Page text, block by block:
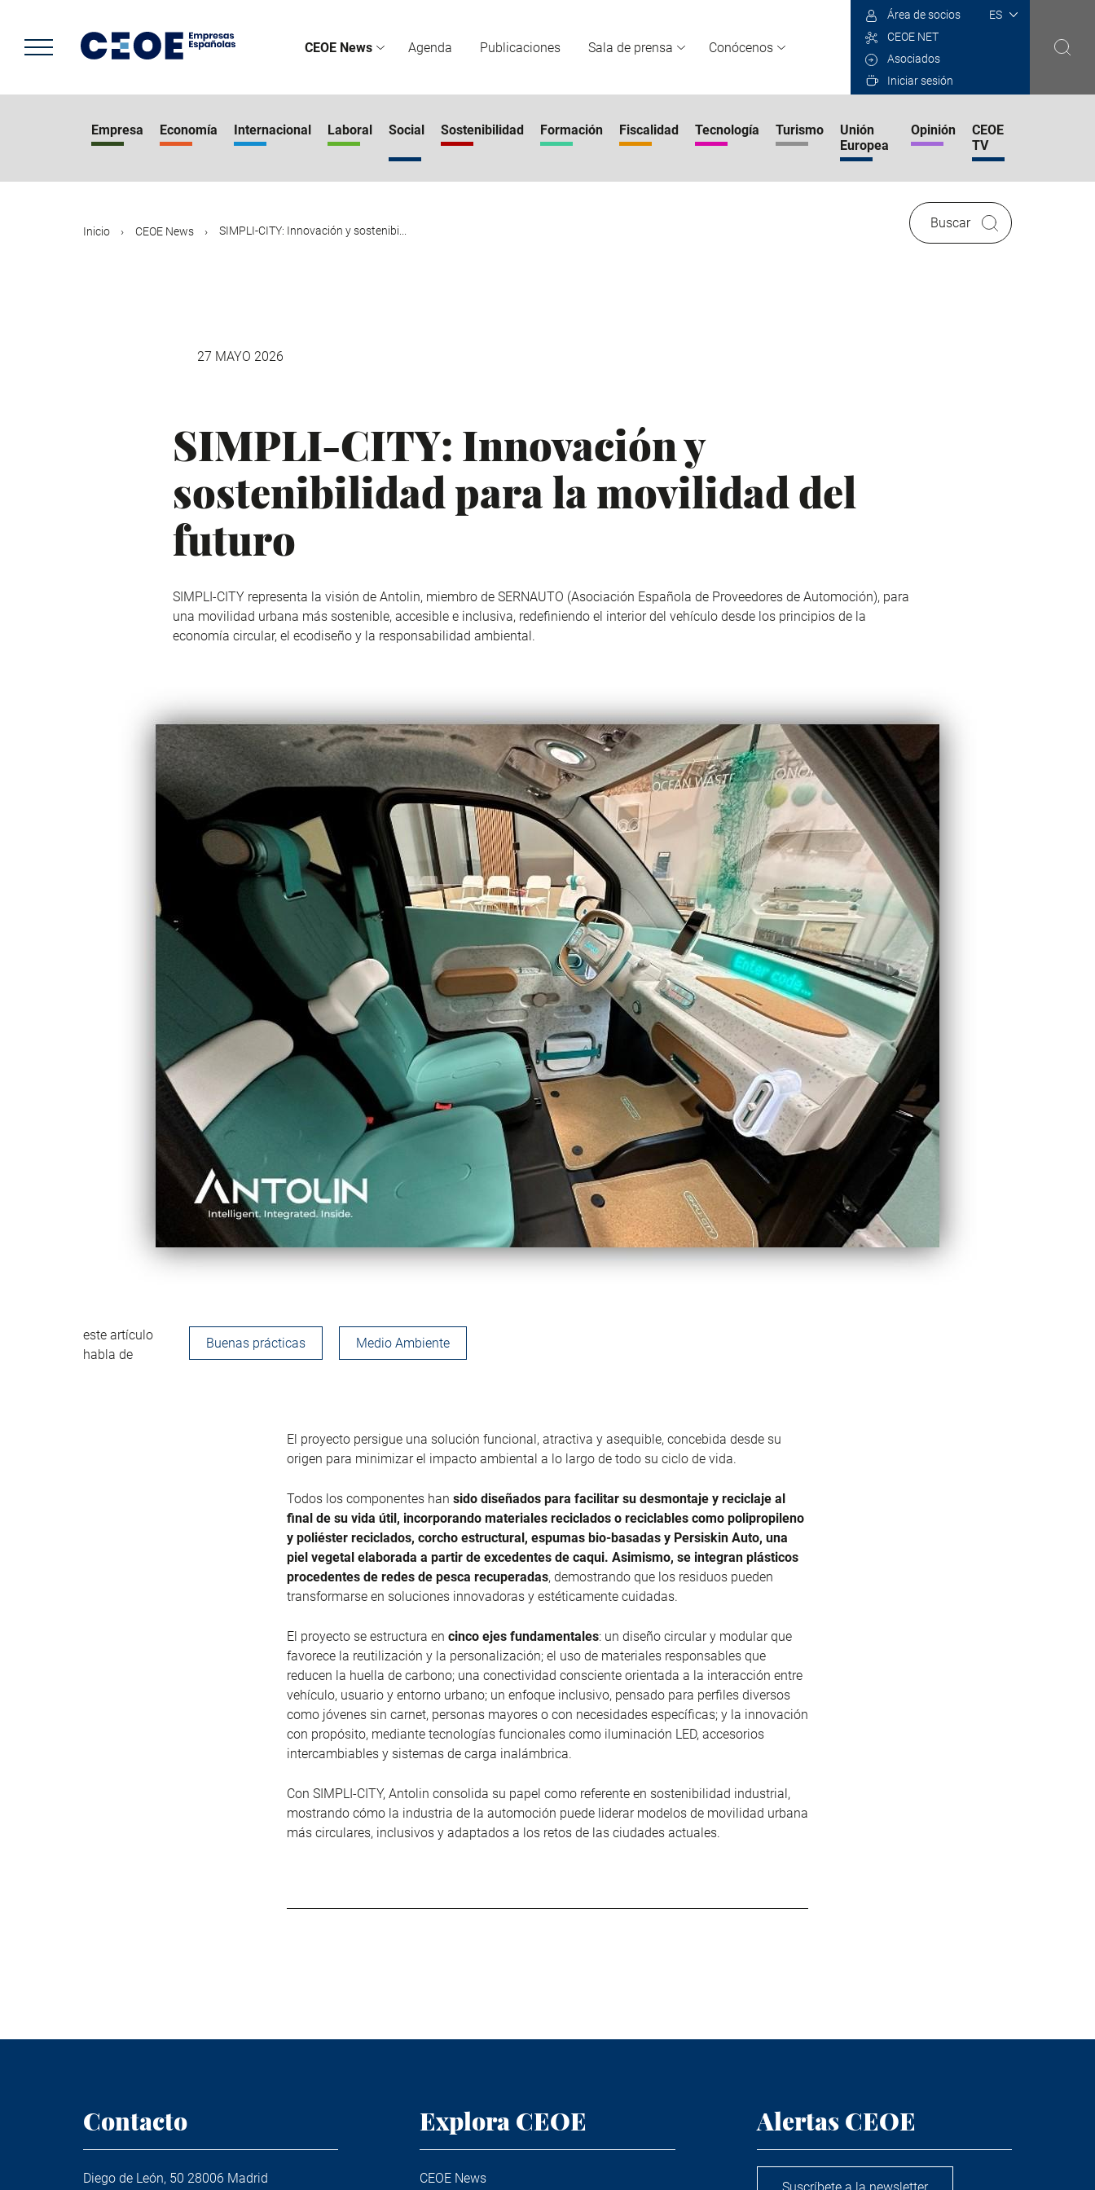
contenido
principal
CEOE News Agenda Publicaciones Sala de prensa Conócenos
Select
Área de socios
CEOE NET
Asociados
Iniciar sesión
Empresa Economía Internacional Laboral Social Sostenibilidad Formación Fiscalidad Tecnología Turismo
Unión
Europea
Opinión
CEOE
TV
Inicio CEOE News SIMPLI-CITY: Innovación y sostenibi...
Buscar
27 MAYO 2026
SIMPLI-CITY: Innovación y
sostenibilidad para la movilidad del
futuro
SIMPLI-CITY representa la visión de Antolin, miembro de SERNAUTO (Asociación Española de Proveedores de Automoción), para
una movilidad urbana más sostenible, accesible e inclusiva, redefiniendo el interior del vehículo desde los principios de la
economía circular, el ecodiseño y la responsabilidad ambiental.
este artículo
habla de
Buenas prácticas Medio Ambiente
El proyecto persigue una solución funcional, atractiva y asequible, concebida desde su
origen para minimizar el impacto ambiental a lo largo de todo su ciclo de vida.
Todos los componentes han sido diseñados para facilitar su desmontaje y reciclaje al
final de su vida útil, incorporando materiales reciclados o reciclables como polipropileno
y poliéster reciclados, corcho estructural, espumas bio-basadas y Persiskin Auto, una
piel vegetal elaborada a partir de excedentes de caqui. Asimismo, se integran plásticos
procedentes de redes de pesca recuperadas, demostrando que los residuos pueden
transformarse en soluciones innovadoras y estéticamente cuidadas.
El proyecto se estructura en cinco ejes fundamentales: un diseño circular y modular que
favorece la reutilización y la personalización; el uso de materiales responsables que
reducen la huella de carbono; una conectividad consciente orientada a la interacción entre
vehículo, usuario y entorno urbano; un enfoque inclusivo, pensado para perfiles diversos
como jóvenes sin carnet, personas mayores o con necesidades específicas; y la innovación
con propósito, mediante tecnologías funcionales como iluminación LED, accesorios
intercambiables y sistemas de carga inalámbrica.
Con SIMPLI-CITY, Antolin consolida su papel como referente en sostenibilidad industrial,
mostrando cómo la industria de la automoción puede liderar modelos de movilidad urbana
más circulares, inclusivos y adaptados a los retos de las ciudades actuales.
Contacto
Diego de León, 50 28006 Madrid
Explora CEOE
CEOE News
Alertas CEOE